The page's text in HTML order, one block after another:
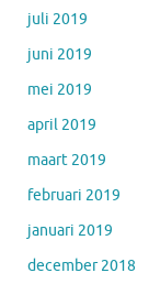
juli 2019
juni 2019
mei 2019
april 2019
maart 2019
februari 2019
januari 2019
december 2018